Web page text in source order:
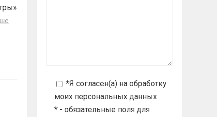
*Я согласен(а) на обработку
моих персональных данных
* - обязательные поля для